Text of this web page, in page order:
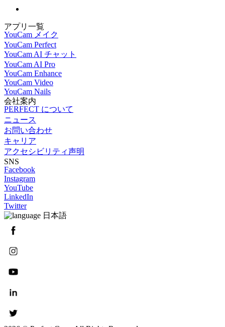
アプリ一覧
YouCam メイク
YouCam Perfect
YouCam AI チャット
YouCam AI Pro
YouCam Enhance
YouCam Video
YouCam Nails
会社案内
PERFECT について
ニュース
お問い合わせ
キャリア
アクセシビリティ声明
SNS
Facebook
Instagram
YouTube
LinkedIn
Twitter
日本語